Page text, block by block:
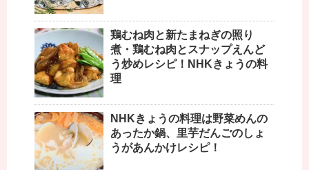
鶏むね肉と新たまねぎの照り
煮・鶏むね肉とスナップえんど
う炒めレシピ！NHKきょうの料
理
NHKきょうの料理は野菜めんの
あったか鍋、里芋だんごのしょ
うがあんかけレシピ！